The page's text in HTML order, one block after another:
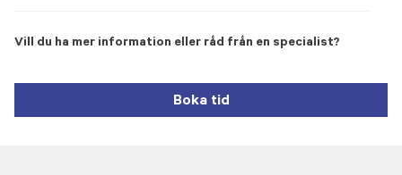
Vill du ha mer information eller råd från en specialist?
Boka tid